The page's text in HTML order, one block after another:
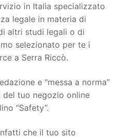
in Italia specializzato
legale in materia di
altri studi legali o di
selezionato per te i
a Serra Riccò.
e “messa a norma”
tuo negozio online
“Safety”.
che il tuo sito